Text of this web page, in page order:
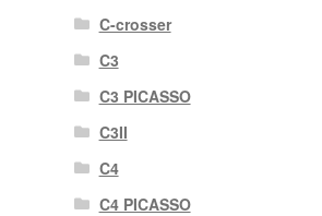
C-crosser
C3
C3 PICASSO
C3II
C4
C4 PICASSO